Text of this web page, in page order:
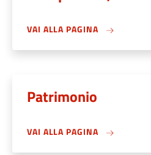
VAI ALLA PAGINA
Patrimonio
VAI ALLA PAGINA